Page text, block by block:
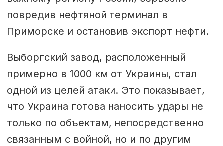
повредив нефтяной терминал в
Приморске и остановив экспорт нефти.
Выборгский завод, расположенный
примерно в 1000 км от Украины, стал
одной из целей атаки. Это показывает,
что Украина готова наносить удары не
только по объектам, непосредственно
связанным с войной, но и по другим